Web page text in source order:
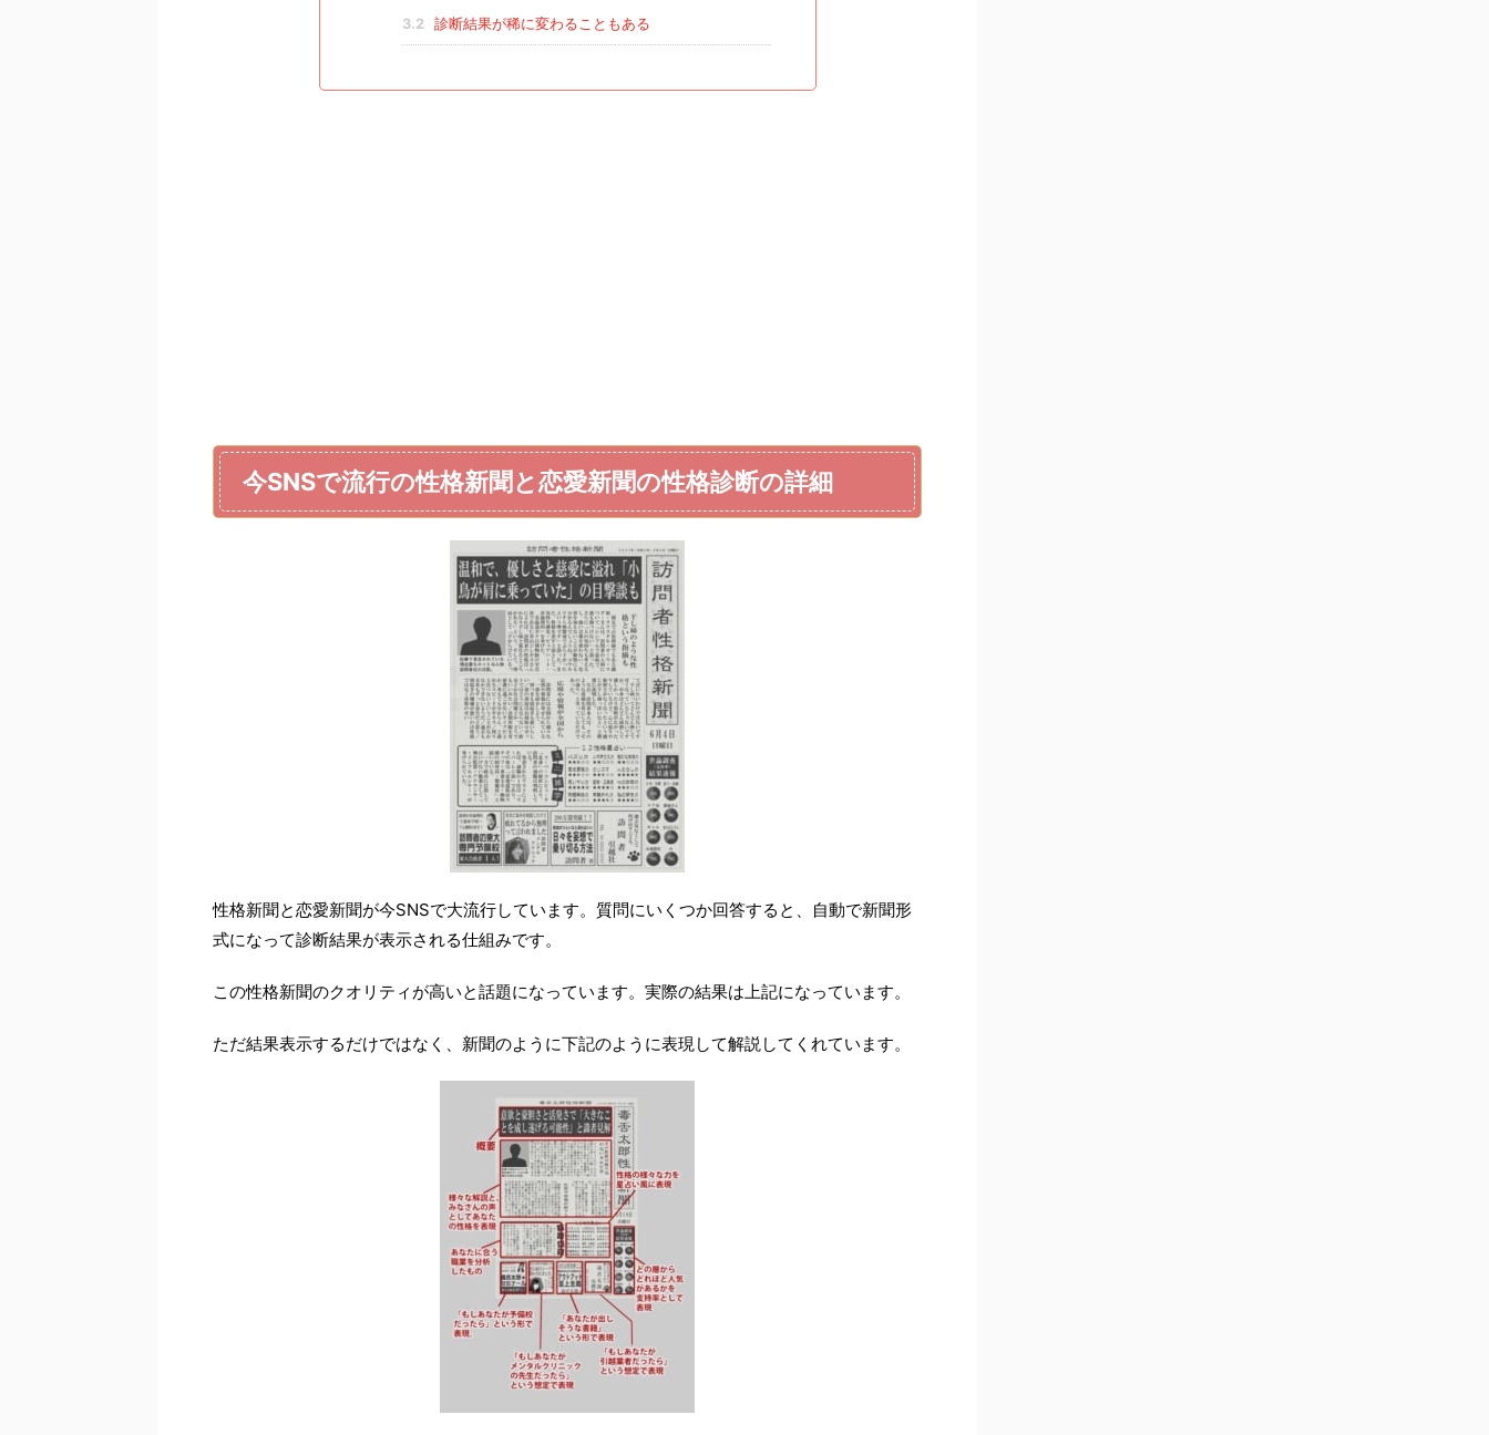
3.2 診断結果が稀に変わることもある
今SNSで流行の性格新聞と恋愛新聞の性格診断の詳細
性格新聞と恋愛新聞が今SNSで大流行しています。質問にいくつか回答すると、自動で新聞形
式になって診断結果が表示される仕組みです。
この性格新聞のクオリティが高いと話題になっています。実際の結果は上記になっています。
ただ結果表示するだけではなく、新聞のように下記のように表現して解説してくれています。